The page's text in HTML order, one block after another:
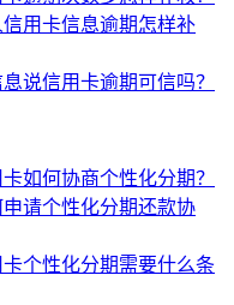
用卡信息逾期怎样补
说信用卡逾期可信吗？
如何协商个性化分期？
请个性化分期还款协
个性化分期需要什么条